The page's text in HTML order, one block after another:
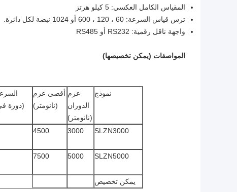
المقياس الكامل العكسي: 5 كيلو هرتز
ترس قياس السرعة: 60 ، 120 ، 600 أو 1024 نبضة لكل دائرة.
واجهة ناقل رقمية: RS232 أو RS485
المواصفات (يمكن تخصيصها)
نموذج
عزم
الدوران
(نانومتر)
أقصى عزم
(نانومتر)
(دورة
SLZN3000
3000
4500
SLZN5000
5000
7500
يمكن تخصيص